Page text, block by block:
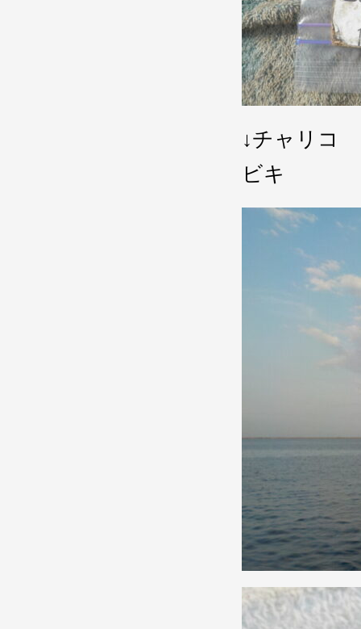
↓チャリコ
ビキ